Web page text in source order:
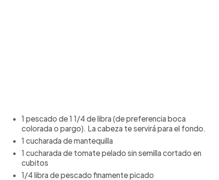
1 pescado de 1 1/4 de libra (de preferencia boca
colorada o pargo). La cabeza te servirá para el fondo.
1 cucharada de mantequilla
1 cucharada de tomate pelado sin semilla cortado en
cubitos
1/4 libra de pescado finamente picado